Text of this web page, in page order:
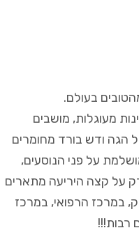
בעולם.
מעוגלות, מושבים
הגה ודש בורד מחומרים
על פני הנוסעים,
על קצה היריעה מתארים
במרכז הרפואי, במרכז
רבות!!!